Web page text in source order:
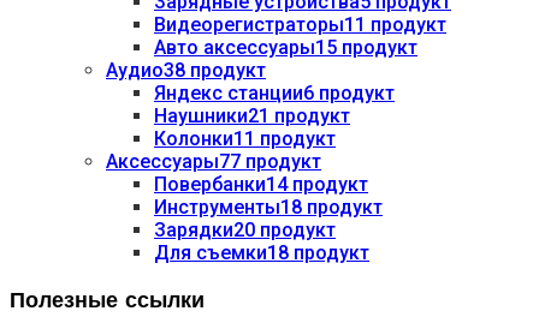
Видеорегистраторы11 продукт
Авто аксессуары15 продукт
Аудио38 продукт
Яндекс станции6 продукт
Наушники21 продукт
Колонки11 продукт
Аксессуары77 продукт
Повербанки14 продукт
Инструменты18 продукт
Зарядки20 продукт
Для съемки18 продукт
Полезные ссылки